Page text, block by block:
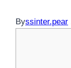
Byssinter.pear